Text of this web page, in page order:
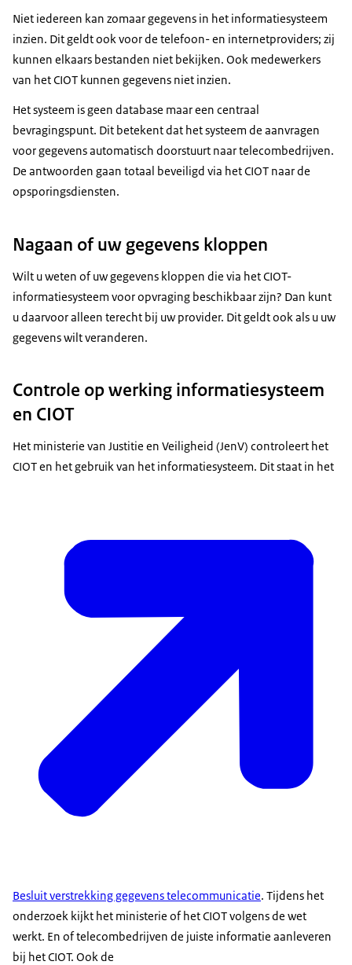
Niet iedereen kan zomaar gegevens in het informatiesysteem
inzien. Dit geldt ook voor de telefoon- en internetproviders; zij
kunnen elkaars bestanden niet bekijken. Ook medewerkers
van het CIOT kunnen gegevens niet inzien.
Het systeem is geen database maar een centraal
bevragingspunt. Dit betekent dat het systeem de aanvragen
voor gegevens automatisch doorstuurt naar telecombedrijven.
De antwoorden gaan totaal beveiligd via het CIOT naar de
opsporingsdiensten.
Nagaan of uw gegevens kloppen
Wilt u weten of uw gegevens kloppen die via het CIOT-
informatiesysteem voor opvraging beschikbaar zijn? Dan kunt
u daarvoor alleen terecht bij uw provider. Dit geldt ook als u uw
gegevens wilt veranderen.
Controle op werking informatiesysteem
en CIOT
Het ministerie van Justitie en Veiligheid (JenV) controleert het
CIOT en het gebruik van het informatiesysteem. Dit staat in het
Besluit verstrekking gegevens telecommunicatie. Tijdens het
onderzoek kijkt het ministerie of het CIOT volgens de wet
werkt. En of telecombedrijven de juiste informatie aanleveren
bij het CIOT. Ook de